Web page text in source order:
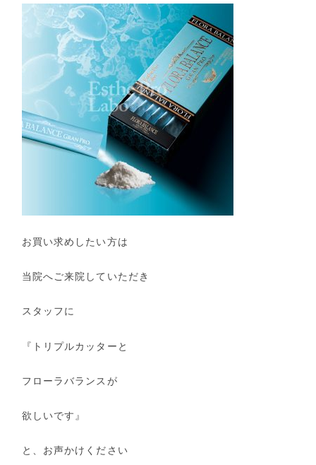
お買い求めしたい方は
当院へご来院していただき
スタッフに
『トリプルカッターと
フローラバランスが
欲しいです』
と、お声かけください